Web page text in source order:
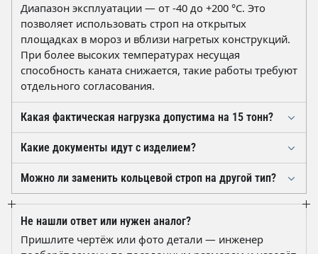
Диапазон эксплуатации — от -40 до +200 °C. Это
позволяет использовать строп на открытых
площадках в мороз и вблизи нагретых конструкций.
При более высоких температурах несущая
способность каната снижается, такие работы требуют
отдельного согласования.
Какая фактическая нагрузка допустима на 15 тонн?
15 т — грузоподъёмность одной ветви при
вертикальном подъёме. При обвязке, работе «на
удавку» или под углом нагрузка уменьшается по
коэффициентам схемы строповки. Запас прочности
каната шестикратный, но превышать паспортное
значение нельзя.
Какие документы идут с изделием?
Строп поставляется с маркировочной биркой
(обозначение СТКк 15,0/1000, грузоподъёмность,
номер) и паспортом. На партию оформляется
паспорт качества с указанием изготовления по РД 10-
33-93. Комплект документов передаётся вместе с
отгрузкой.
Можно ли заменить кольцевой строп на другой тип?
Кольцевой СТКк заменяют одноветвевым или
двухветвевым стропом равной грузоподъёмности, но
при этом меняется схема строповки и требуемая
длина. Учитывайте также способ заделки —
Не нашли ответ или нужен аналог?
Пришлите чертёж или фото детали — инженер